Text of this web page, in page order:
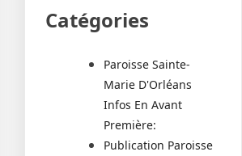
Catégories
Paroisse Sainte-
Marie D'Orléans
Infos En Avant
Première:
Publication Paroisse